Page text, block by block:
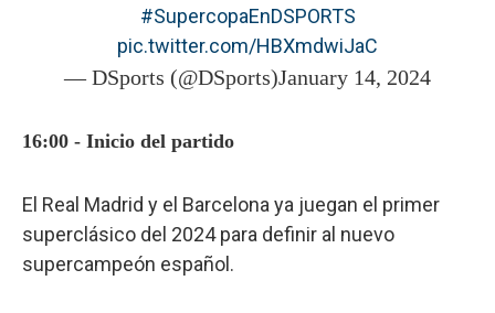
#SupercopaEnDSPORTS
pic.twitter.com/HBXmdwiJaC
— DSports (@DSports)January 14, 2024
16:00 - Inicio del partido
El Real Madrid y el Barcelona ya juegan el primer
superclásico del 2024 para definir al nuevo
supercampeón español.